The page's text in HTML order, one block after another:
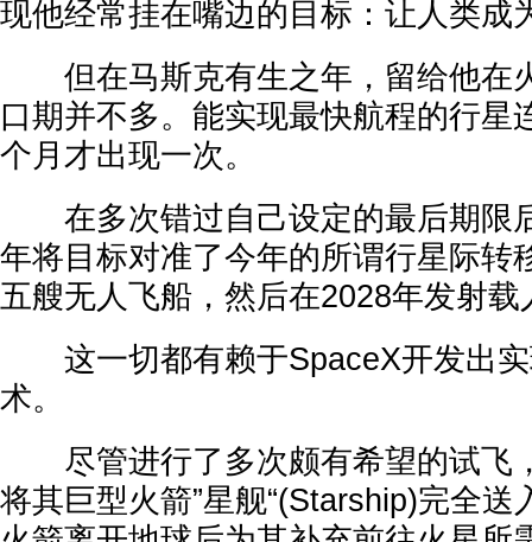
现他经常挂在嘴边的目标：让人类成
但在马斯克有生之年，留给他在
口期并不多。能实现最快航程的行星
个月才出现一次。
在多次错过自己设定的最后期限
年将目标对准了今年的所谓行星际转
五艘无人飞船，然后在2028年发射载
这一切都有赖于SpaceX开发出实
术。
尽管进行了多次颇有希望的试飞
将其巨型火箭”星舰“(Starship)完全送